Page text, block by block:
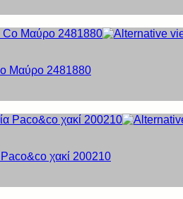
Μαύρο 2481880
Paco&co χακί 200210